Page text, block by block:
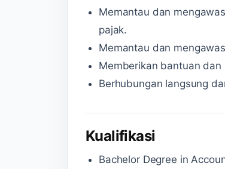
Memantau dan
pajak.
Memantau dan
Memberikan bantuan
Berhubungan langsung
Kualifikasi
Bachelor Degree in